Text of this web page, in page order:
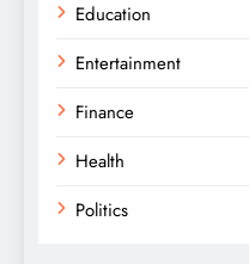
Education
Entertainment
Finance
Health
Politics